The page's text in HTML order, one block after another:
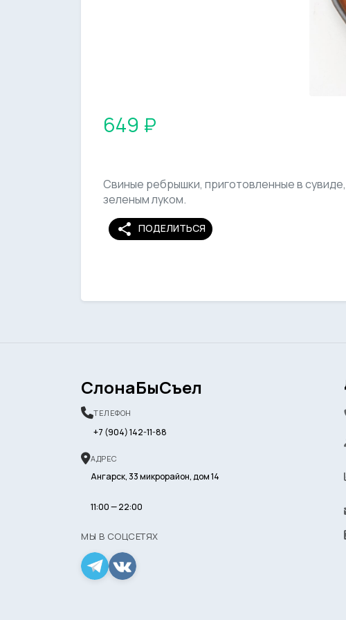
649 ₽
Свиные ребрышки, приготовленные в
зеленым луком.
share ПОДЕЛИТЬСЯ
СлонаБыСъел
ТЕЛЕФОН
+7 (904) 142-11-88
АДРЕС
Ангарск, 33 микрорайон, дом 14
11:00 — 22:00
МЫ В СОЦСЕТЯХ